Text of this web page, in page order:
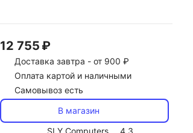
12 755 ₽
Доставка завтра - от 900 ₽
Оплата картой и наличными
Самовывоз есть
В магазин
SLY Computers
4.3